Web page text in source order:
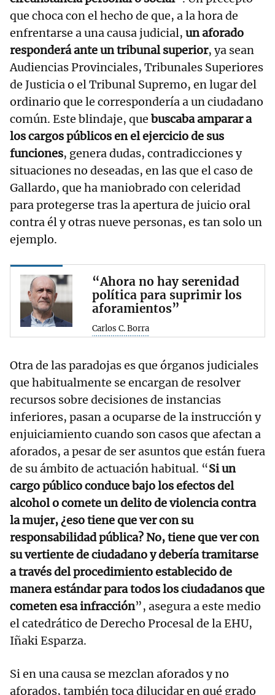
que choca con el hecho de que, a la hora de
enfrentarse a una causa judicial, un aforado
responderá ante un tribunal superior, ya sean
Audiencias Provinciales, Tribunales Superiores
de Justicia o el Tribunal Supremo, en lugar del
ordinario que le correspondería a un ciudadano
común. Este blindaje, que buscaba amparar a
los cargos públicos en el ejercicio de sus
funciones, genera dudas, contradicciones y
situaciones no deseadas, en las que el caso de
Gallardo, que ha maniobrado con celeridad
para protegerse tras la apertura de juicio oral
contra él y otras nueve personas, es tan solo un
ejemplo.
“Ahora no hay serenidad
política para suprimir los
aforamientos”
Carlos C. Borra
Otra de las paradojas es que órganos judiciales
que habitualmente se encargan de resolver
recursos sobre decisiones de instancias
inferiores, pasan a ocuparse de la instrucción y
enjuiciamiento cuando son casos que afectan a
aforados, a pesar de ser asuntos que están fuera
de su ámbito de actuación habitual. “Si un
cargo público conduce bajo los efectos del
alcohol o comete un delito de violencia contra
la mujer, ¿eso tiene que ver con su
responsabilidad pública? No, tiene que ver con
su vertiente de ciudadano y debería tramitarse
a través del procedimiento establecido de
manera estándar para todos los ciudadanos que
cometen esa infracción”, asegura a este medio
el catedrático de Derecho Procesal de la EHU,
Iñaki Esparza.
Si en una causa se mezclan aforados y no
aforados, también toca dilucidar en qué grado